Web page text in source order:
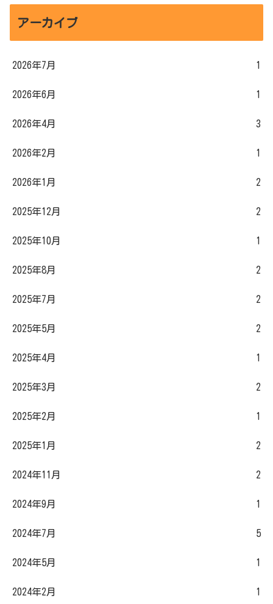
アーカイブ
2026年7月 1
2026年6月 1
2026年4月 3
2026年2月 1
2026年1月 2
2025年12月 2
2025年10月 1
2025年8月 2
2025年7月 2
2025年5月 2
2025年4月 1
2025年3月 2
2025年2月 1
2025年1月 2
2024年11月 2
2024年9月 1
2024年7月 5
2024年5月 1
2024年2月 1